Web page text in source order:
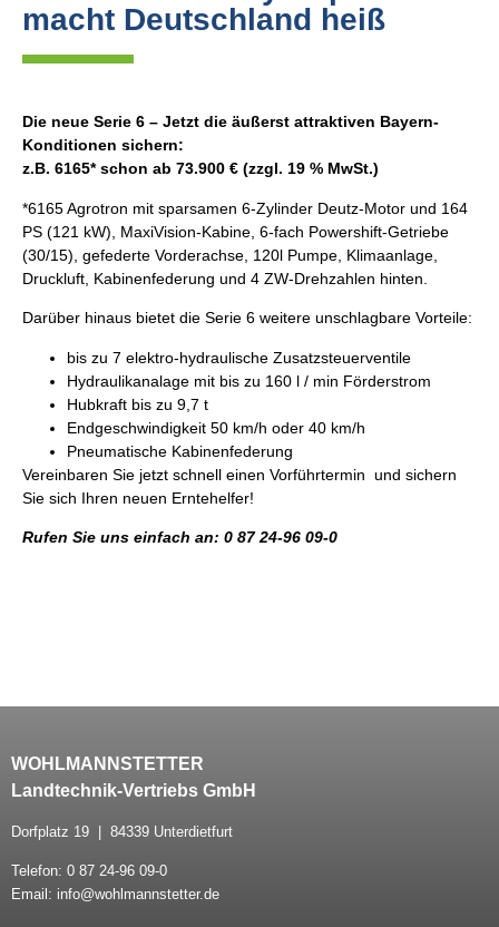
macht Deutschland heiß
Die neue Serie 6 – Jetzt die äußerst attraktiven Bayern-
Konditionen sichern:
z.B. 6165* schon ab 73.900 € (zzgl. 19 % MwSt.)
*6165 Agrotron mit sparsamen 6-Zylinder Deutz-Motor und 164
PS (121 kW), MaxiVision-Kabine, 6-fach Powershift-Getriebe
(30/15), gefederte Vorderachse, 120l Pumpe, Klimaanlage,
Druckluft, Kabinenfederung und 4 ZW-Drehzahlen hinten.
Darüber hinaus bietet die Serie 6 weitere unschlagbare Vorteile:
bis zu 7 elektro-hydraulische Zusatzsteuerventile
Hydraulikanalage mit bis zu 160 l / min Förderstrom
Hubkraft bis zu 9,7 t
Endgeschwindigkeit 50 km/h oder 40 km/h
Pneumatische Kabinenfederung
Vereinbaren Sie jetzt schnell einen Vorführtermin und sichern
Sie sich Ihren neuen Erntehelfer!
Rufen Sie uns einfach an: 0 87 24-96 09-0
WOHLMANNSTETTER
Landtechnik-Vertriebs GmbH
Dorfplatz 19 | 84339 Unterdietfurt
Telefon: 0 87 24-96 09-0
Email: info@wohlmannstetter.de